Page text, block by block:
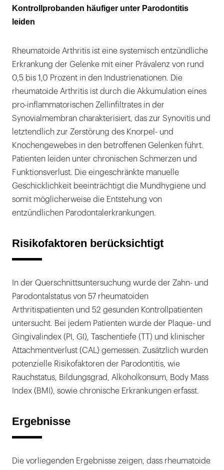
Kontrollprobanden häufiger unter Parodontitis
leiden
Rheumatoide Arthritis ist eine systemisch entzündliche
Erkrankung der Gelenke mit einer Prävalenz von rund
0,5 bis 1,0 Prozent in den Industrienationen. Die
rheumatoide Arthritis ist durch die Akkumulation eines
pro-inflammatorischen Zellinfiltrates in der
Synovialmembran charakterisiert, das zur Synovitis und
letztendlich zur Zerstörung des Knorpel- und
Knochengewebes in den betroffenen Gelenken führt.
Patienten leiden unter chronischen Schmerzen und
Funktionsverlust. Die eingeschränkte manuelle
Geschicklichkeit beeinträchtigt die Mundhygiene und
somit möglicherweise die Entstehung von
entzündlichen Parodontalerkrankungen.
Risikofaktoren berücksichtigt
In der Querschnittsuntersuchung wurde der Zahn- und
Parodontalstatus von 57 rheumatoiden
Arthritispatienten und 52 gesunden Kontrollpatienten
untersucht. Bei jedem Patienten wurde der Plaque- und
Gingivalindex (PI, GI), Taschentiefe (TT) und klinischer
Attachmentverlust (CAL) gemessen. Zusätzlich wurden
potenzielle Risikofaktoren der Parodontitis, wie
Rauchstatus, Bildungsgrad, Alkoholkonsum, Body Mass
Index (BMI), sowie chronische Erkrankungen erfasst.
Ergebnisse
Die vorliegenden Ergebnisse zeigen, dass rheumatoide